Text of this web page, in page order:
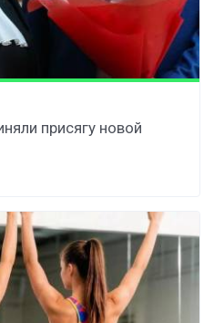
присягу новой